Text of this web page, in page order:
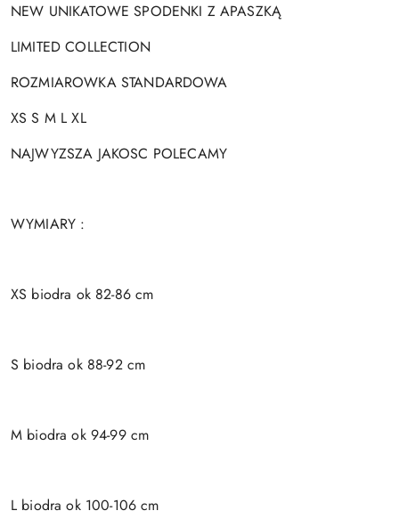
NEW UNIKATOWE SPODENKI Z APASZKĄ
LIMITED COLLECTION
ROZMIAROWKA STANDARDOWA
XS S M L XL
NAJWYZSZA JAKOSC POLECAMY
WYMIARY :
XS biodra ok 82-86 cm
S biodra ok 88-92 cm
M biodra ok 94-99 cm
L biodra ok 100-106 cm